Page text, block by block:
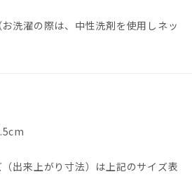
お洗濯の際は、中性洗剤を使用しネッ
出来上がり寸法）は上記のサイズ表